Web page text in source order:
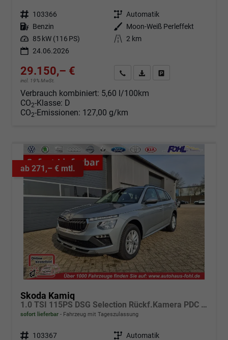
Fahrzeugnr. 103366 Getriebe Automatik
Kraftstoff Benzin Außenfarbe
Moon-Weiß Perleffekt
Leistung 85 kW (116 PS) Kilometerstand 2 km
24.06.2026
29.150,– €
incl. 19% MwSt.
Angebot anfordern
Fahrzeugexpose (PDF)
Verbrauch kombiniert: 5,60 l/100km
CO2-Klasse: D
CO2-Emissionen: 127,00 g/km
ab 271,– € mtl.
Skoda Kamiq
1.0 TSI 115PS DSG Selection Rückf.Kamera PDC v+h Sitzheizung Klimaautomatik Skoda-Radio Apple CarPlay + Android Auto Tempomat Garantieverlängerung 16"LM
sofort lieferbar Fahrzeug mit Tageszulassung
Fahrzeugnr. 103367 Getriebe Automatik